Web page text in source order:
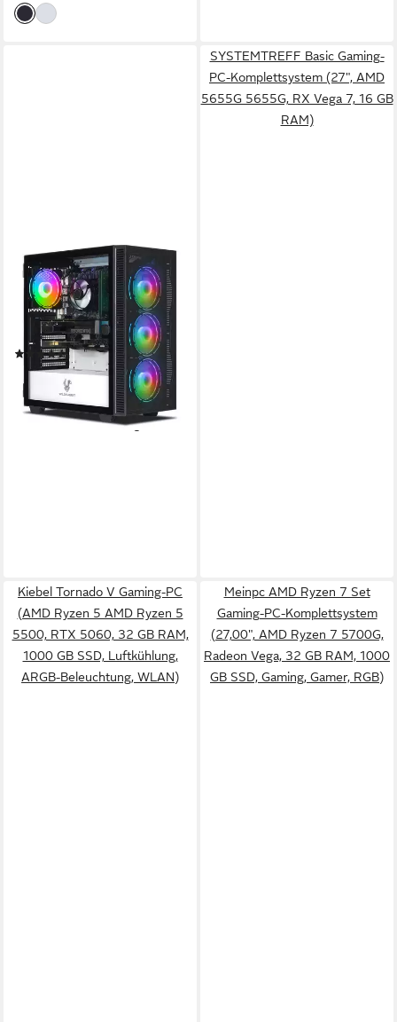
ANKERMANN-PC
Mystic Gaming V3 Gaming-PC
Intel Core i5 Prozessor
GeForce RTX 3050 6 GB Grafikkarte
16 GB DDR5 Arbeitsspeicher
(4)
971,00 € UVP1.179,00 €
28,19 €
mtl. in 48 Raten
-18%
lieferbar - in 2-3 Werktagen bei dir
SYSTEMTREFF Basic Gaming-
PC-Komplettsystem (27", AMD
5655G 5655G, RX Vega 7, 16 GB
RAM)
Kiebel Tornado V Gaming-PC
(AMD Ryzen 5 AMD Ryzen 5
5500, RTX 5060, 32 GB RAM,
1000 GB SSD, Luftkühlung,
ARGB-Beleuchtung, WLAN)
Meinpc AMD Ryzen 7 Set
Gaming-PC-Komplettsystem
(27,00", AMD Ryzen 7 5700G,
Radeon Vega, 32 GB RAM, 1000
GB SSD, Gaming, Gamer, RGB)